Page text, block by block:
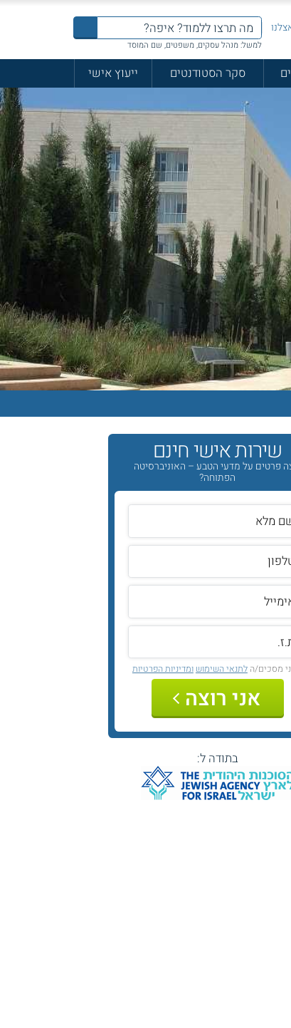
למשל: מנהל עסקים, משפטים, שם המוסד
סקר הסטודנטים
ייעוץ אישי
שירות אישי חינם
פרטים על מדעי הטבע – האוניברסיטה
הפתוחה?
מסכים/הלתנאי השימוש ומדיניות הפרטיות
אני רוצה
בתודה ל: